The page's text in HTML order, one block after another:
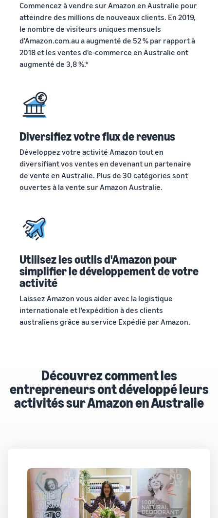
Commencez à vendre sur Amazon en Australie pour
atteindre des millions de nouveaux clients. En 2019,
le nombre de visiteurs uniques mensuels
d'Amazon.com.au a augmenté de 52 % par rapport à
2018 et les ventes d'e-commerce en Australie ont
augmenté de 3,8 %.*
Diversifiez votre flux de revenus
Développez votre activité Amazon tout en
diversifiant vos ventes en devenant un partenaire
de vente en Australie. Plus de 30 catégories sont
ouvertes à la vente sur Amazon Australie.
Utilisez les outils d'Amazon pour
simplifier le développement de votre
activité
Laissez Amazon vous aider avec la logistique
internationale et l'expédition à des clients
australiens grâce au service Expédié par Amazon.
Découvrez comment les
entrepreneurs ont développé leurs
activités sur Amazon en Australie